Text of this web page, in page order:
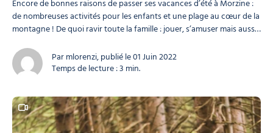
Encore de bonnes raisons de passer ses vacances d’été à Morzine :
de nombreuses activités pour les enfants et une plage au cœur de la
montagne ! De quoi ravir toute la famille : jouer, s’amuser mais aussi
pour petits et grands ! Morzine offre un séjour exceptionnel...
Par mlorenzi, publié le 01 Juin 2022
Temps de lecture : 3 min.
Ce contenu contient une vidéo